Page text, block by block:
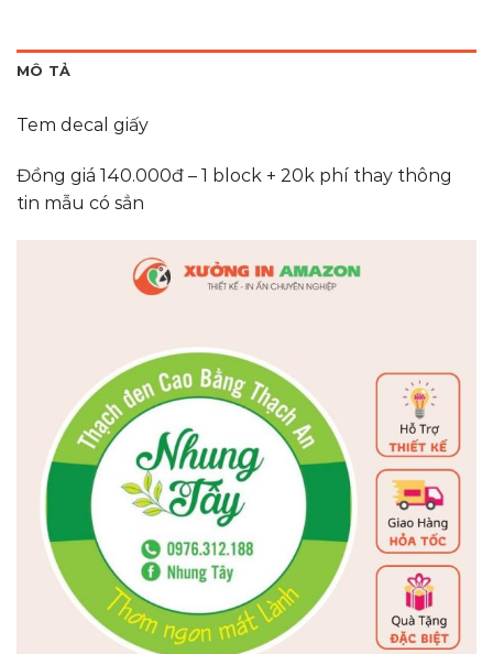
MÔ TẢ
Tem decal giấy
Đồng giá 140.000đ – 1 block + 20k phí thay thông
tin mẫu có sẳn